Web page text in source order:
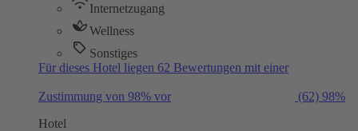
Internetzugang
Wellness
Sonstiges
Für dieses Hotel liegen 62 Bewertungen mit einer
Zustimmung von 98% vor (62) 98%
Hotel